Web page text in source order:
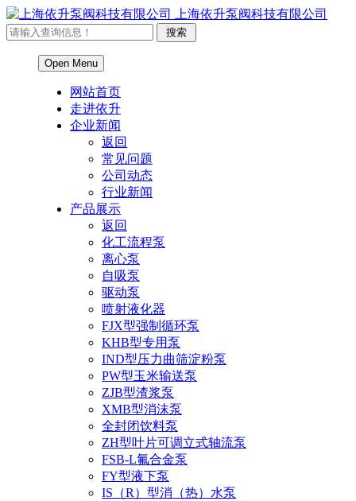
上海依升泵阀科技有限公司
Open Menu
网站首页
走进依升
企业新闻
返回
常见问题
公司动态
行业新闻
产品展示
返回
化工流程泵
离心泵
自吸泵
驱动泵
喷射液化器
FJX型强制循环泵
KHB型专用泵
IND型压力曲筛淀粉泵
PW型玉米输送泵
ZJB型渣浆泵
XMB型消沫泵
全封闭饮料泵
ZH型叶片可调立式轴流泵
FSB-L氟合金泵
FY型液下泵
IS（R）型消（热）水泵